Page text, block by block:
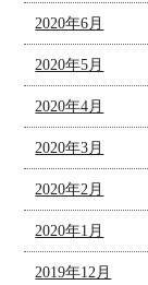
2020年6月
2020年5月
2020年4月
2020年3月
2020年2月
2020年1月
2019年12月